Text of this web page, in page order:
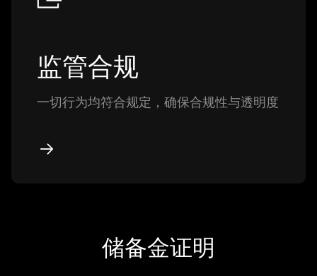
监管合规
一切行为均符合规定，确保合规性与透明度
储备金证明